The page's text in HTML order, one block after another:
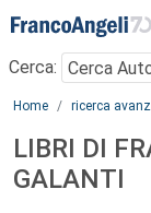
Menu
Cerca:
Main content
Home ricerca
LIBRI DI
GALANTI